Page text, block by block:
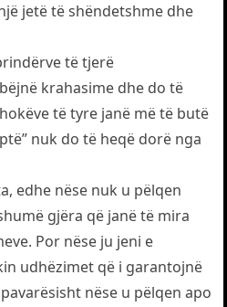
jetë të shëndetshme dhe
të tjerë
krahasime dhe do të
të tyre janë më të butë
nuk do të heqë dorë nga
edhe nëse nuk u pëlqen
gjëra që janë të mira
Por nëse ju jeni e
udhëzimet që i garantojnë
nëse u pëlqen apo